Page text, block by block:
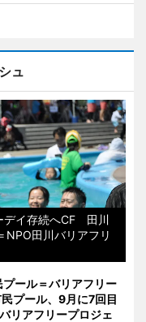
ュ
デイ存続へCF 田川
NPO田川バリアフリ
ール＝バリアフリー
プール、9月に7回目
リアフリープロジェ